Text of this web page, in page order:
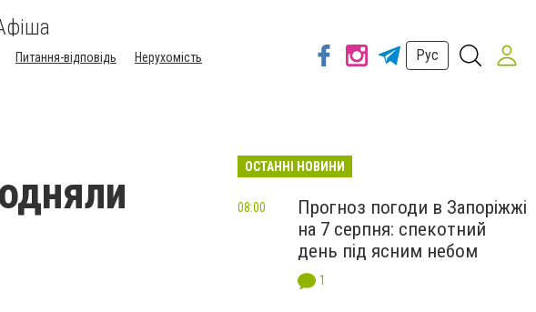
Питання-відповідь
Нерухомість
Рус
ОСТАННІ НОВИНИ
Прогноз погоди в Запоріжжі
на 7 серпня: спекотний
день під ясним небом
1
08:00